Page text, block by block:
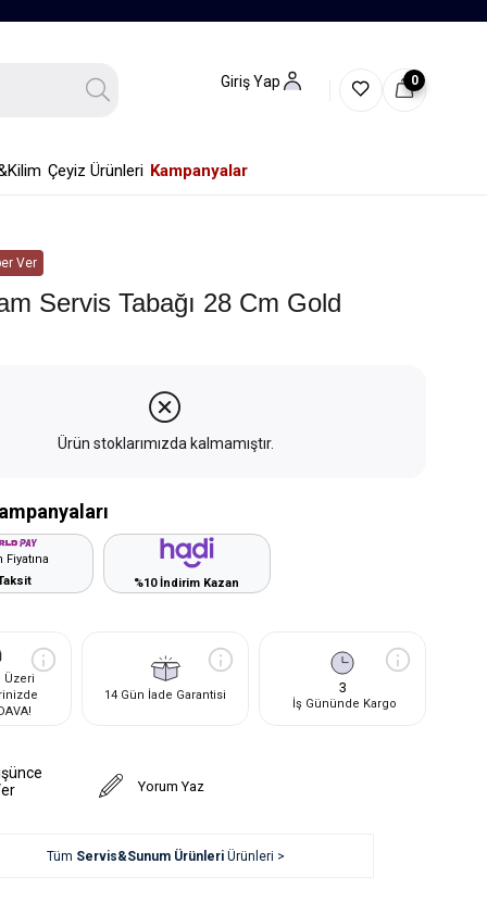
Giriş Yap 0
Çeyiz Ürünleri Kampanyalar
Ver
Servis Tabağı 28 Cm Gold
Ürün stoklarımızda kalmamıştır.
Fiyatına
%10 İndirim Kazan
Üzeri
14 Gün İade Garantisi 3
İş Gününde Kargo
Yorum Yaz
Tüm Servis&Sunum ÜrünleriÜrünleri >